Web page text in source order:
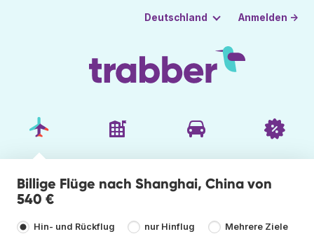
Deutschland Anmelden →
Billige Flüge nach Shanghai, China von
540 €
Hin- und Rückflug nur Hinflug Mehrere Ziele